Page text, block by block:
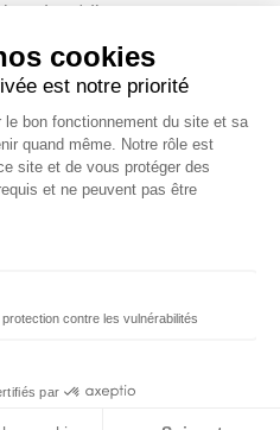
de médicaments
aidants
et FAQ
contacter
légales
personnelles